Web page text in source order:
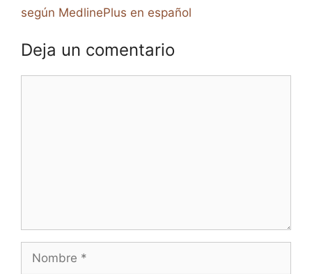
según MedlinePlus en español
Deja un comentario
Nombre